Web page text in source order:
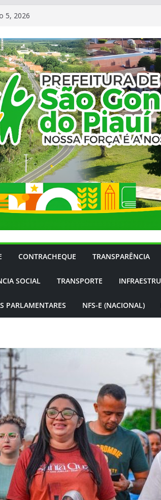
5, 2026
CONTRACHEQUE TRANSPARÊNCIA
SOCIAL TRANSPORTE
PARLAMENTARES NFS-E (NACIONAL)